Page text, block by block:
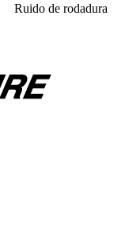
Ruido de rodadura